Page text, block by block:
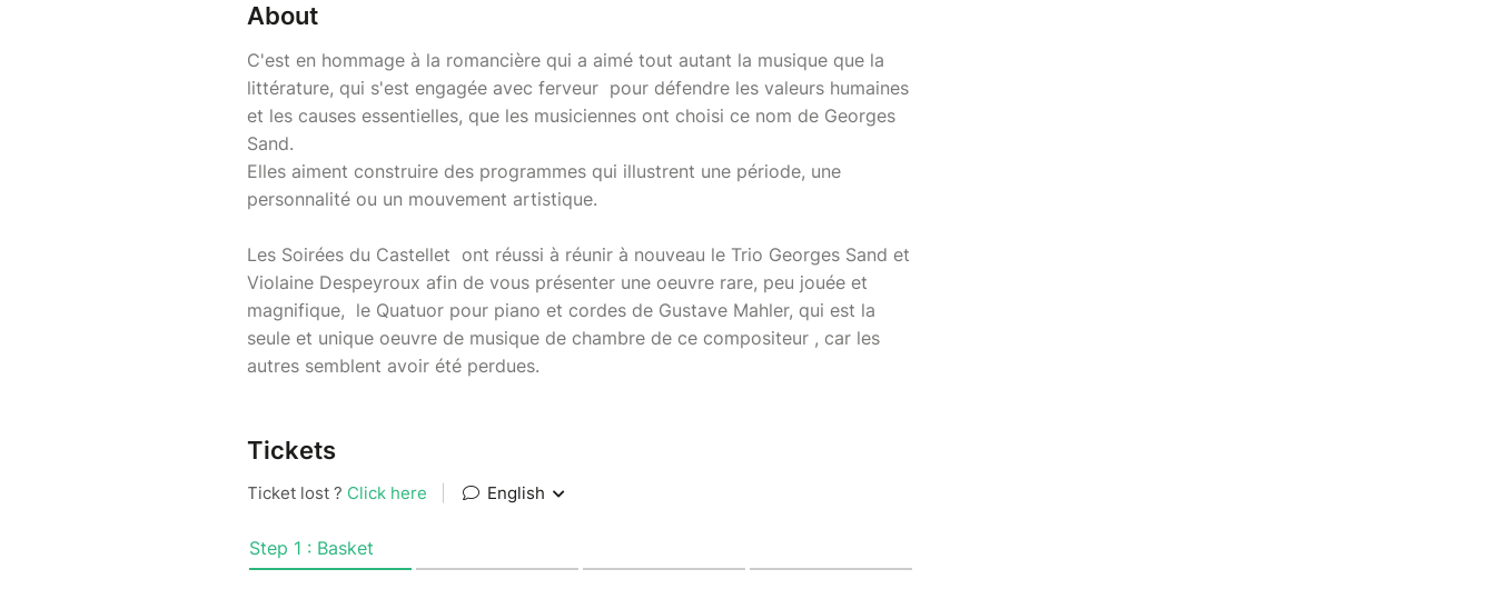
About
C'est en hommage à la romancière qui a aimé tout autant la musique que la
littérature, qui s'est engagée avec ferveur pour défendre les valeurs humaines
et les causes essentielles, que les musiciennes ont choisi ce nom de Georges
Sand.
Elles aiment construire des programmes qui illustrent une période, une
personnalité ou un mouvement artistique.
Les Soirées du Castellet ont réussi à réunir à nouveau le Trio Georges Sand et
Violaine Despeyroux afin de vous présenter une oeuvre rare, peu jouée et
magnifique, le Quatuor pour piano et cordes de Gustave Mahler, qui est la
seule et unique oeuvre de musique de chambre de ce compositeur , car les
autres semblent avoir été perdues.
Tickets